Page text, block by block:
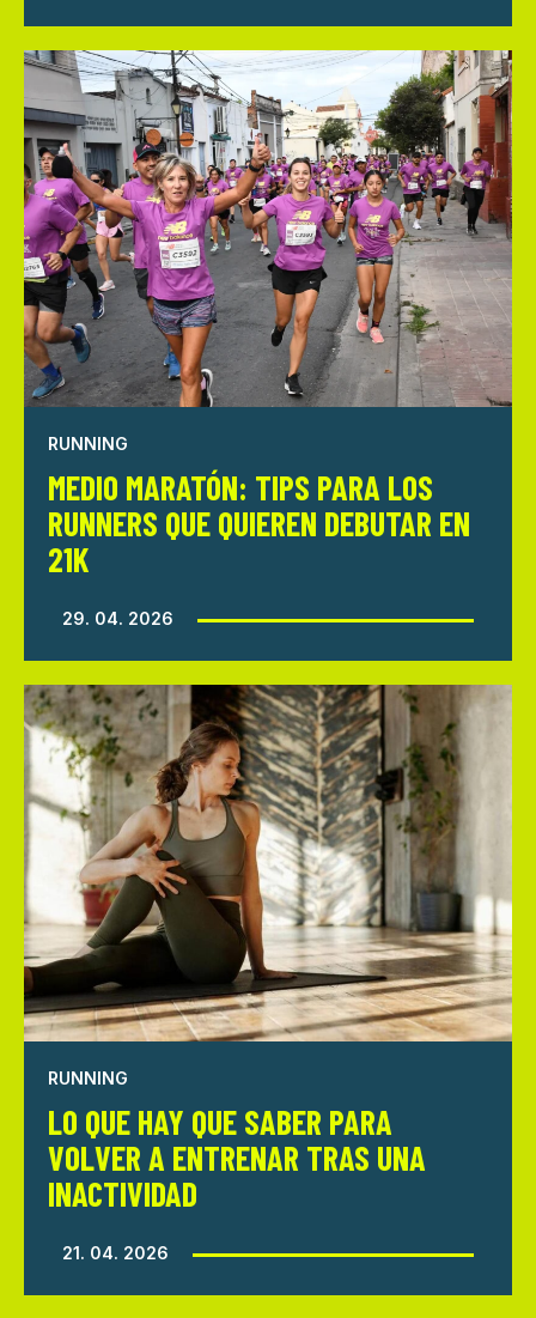
RUNNING
MEDIO MARATÓN: TIPS PARA LOS
RUNNERS QUE QUIEREN DEBUTAR EN
21K
29. 04. 2026
RUNNING
LO QUE HAY QUE SABER PARA
VOLVER A ENTRENAR TRAS UNA
INACTIVIDAD
21. 04. 2026